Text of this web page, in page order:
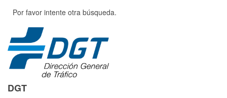
Por favor intente otra búsqueda.
DGT